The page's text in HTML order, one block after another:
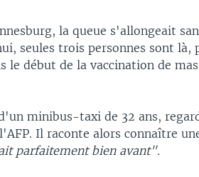
la queue s'allongeait
seules trois personnes sont là,
le début de la vaccination de
minibus-taxi de 32 ans,
Il raconte alors connaître
parfaitement bien avant".